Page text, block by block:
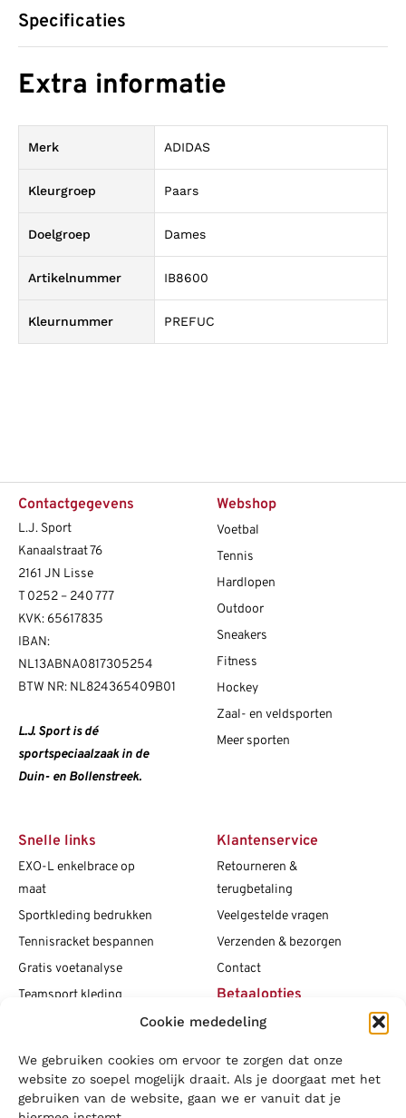
Cookie mededeling
We gebruiken cookies om ervoor te zorgen dat onze
website zo soepel mogelijk draait. Als je doorgaat met het
gebruiken van de website, gaan we er vanuit dat je
Specificaties
Extra informatie
Merk ADIDAS
Kleurgroep Paars
Doelgroep Dames
Artikelnummer IB8600
Kleurnummer PREFUC
Contactgegevens
L.J. Sport
Kanaalstraat 76
2161 JN Lisse
T 0252 – 240 777
KVK: 65617835
IBAN:
NL13ABNA0817305254
BTW NR: NL824365409B01
L.J. Sport is dé
sportspeciaalzaak in de
Duin- en Bollenstreek.
Webshop
Voetbal
Tennis
Hardlopen
Outdoor
Sneakers
Fitness
Hockey
Zaal- en veldsporten
Meer sporten
Snelle links
EXO-L enkelbrace op
maat
Sportkleding bedrukken
Tennisracket bespannen
Gratis voetanalyse
Teamsport kleding
Vacatures
Blogs
Klantenservice
Retourneren &
terugbetaling
Veelgestelde vragen
Verzenden & bezorgen
Contact
Betaalopties
Social media